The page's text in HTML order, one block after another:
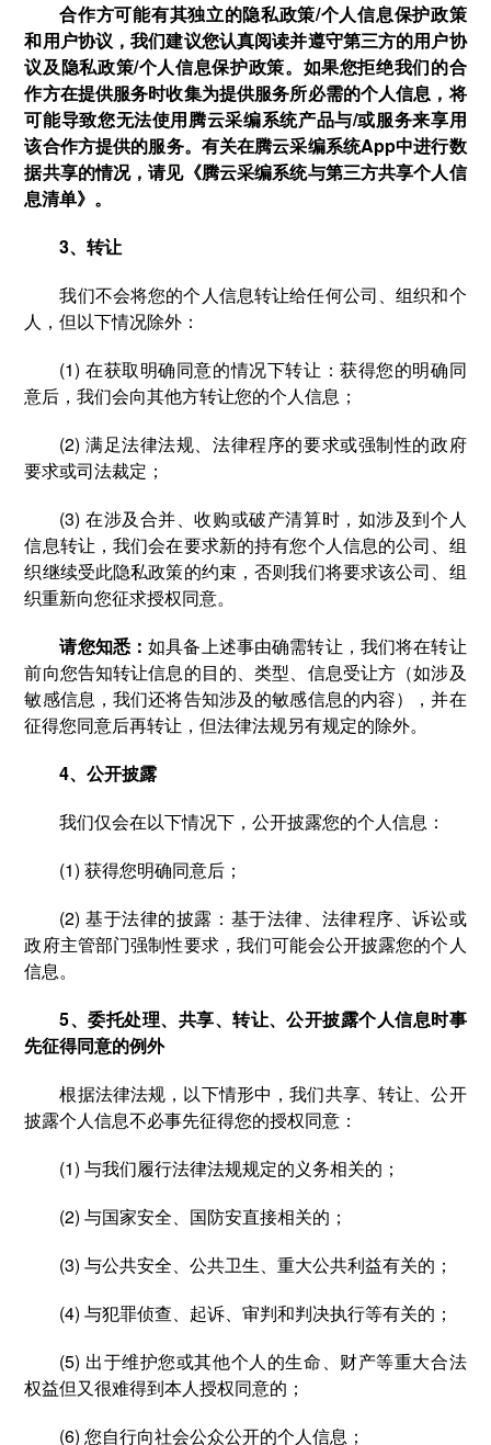
合作方可能有其独立的隐私政策/个人信息保护政策
和用户协议，我们建议您认真阅读并遵守第三方的用户协
议及隐私政策/个人信息保护政策。如果您拒绝我们的合
作方在提供服务时收集为提供服务所必需的个人信息，将
可能导致您无法使用腾云采编系统产品与/或服务来享用
该合作方提供的服务。有关在腾云采编系统App中进行数
据共享的情况，请见《腾云采编系统与第三方共享个人信
息清单》。
3、转让
我们不会将您的个人信息转让给任何公司、组织和个
人，但以下情况除外：
(1) 在获取明确同意的情况下转让：获得您的明确同
意后，我们会向其他方转让您的个人信息；
(2) 满足法律法规、法律程序的要求或强制性的政府
要求或司法裁定；
(3) 在涉及合并、收购或破产清算时，如涉及到个人
信息转让，我们会在要求新的持有您个人信息的公司、组
织继续受此隐私政策的约束，否则我们将要求该公司、组
织重新向您征求授权同意。
请您知悉：如具备上述事由确需转让，我们将在转让
前向您告知转让信息的目的、类型、信息受让方（如涉及
敏感信息，我们还将告知涉及的敏感信息的内容），并在
征得您同意后再转让，但法律法规另有规定的除外。
4、公开披露
我们仅会在以下情况下，公开披露您的个人信息：
(1) 获得您明确同意后；
(2) 基于法律的披露：基于法律、法律程序、诉讼或
政府主管部门强制性要求，我们可能会公开披露您的个人
信息。
5、委托处理、共享、转让、公开披露个人信息时事
先征得同意的例外
根据法律法规，以下情形中，我们共享、转让、公开
披露个人信息不必事先征得您的授权同意：
(1) 与我们履行法律法规规定的义务相关的；
(2) 与国家安全、国防安直接相关的；
(3) 与公共安全、公共卫生、重大公共利益有关的；
(4) 与犯罪侦查、起诉、审判和判决执行等有关的；
(5) 出于维护您或其他个人的生命、财产等重大合法
权益但又很难得到本人授权同意的；
(6) 您自行向社会公众公开的个人信息；